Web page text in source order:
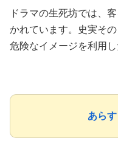
ドラマの生死坊では、
かれています。史実そ
危険なイメージを利用し
あら